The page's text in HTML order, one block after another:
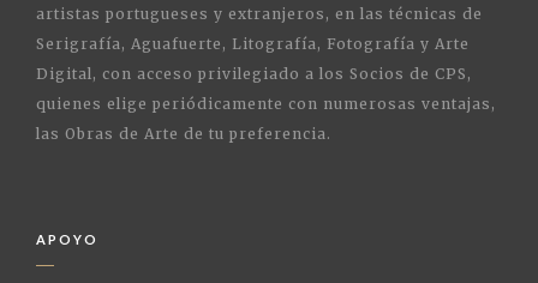
artistas portugueses y extranjeros, en las técnicas de
Serigrafía, Aguafuerte, Litografía, Fotografía y Arte
Digital, con acceso privilegiado a los Socios de CPS,
quienes elige periódicamente con numerosas ventajas,
las Obras de Arte de tu preferencia.
APOYO